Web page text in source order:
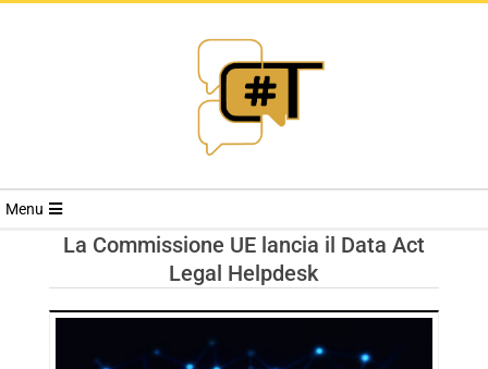
RIVISTA
TRENDS
Menu
La Commissione UE lancia il Data Act
Legal Helpdesk